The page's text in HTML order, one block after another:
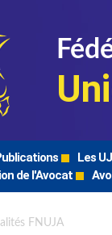
Les
de l'Avocat
FNUJA